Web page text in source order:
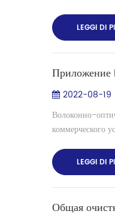
LEGGI DI
2022-08-19
Волоконно-
коммерческого
LEGGI DI
Общая